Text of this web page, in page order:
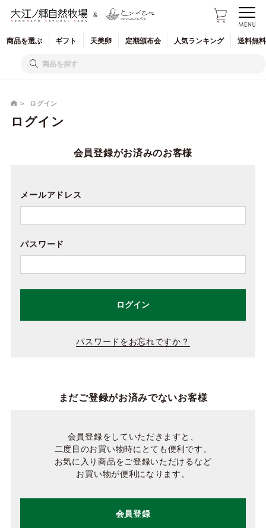
&
商品を選ぶ ギフト 天美卵 定期頒布会 人気ランキング 送料無
ログイン
ログイン
会員登録がお済みのお客様
メールアドレス
パスワード
ログイン
パスワードをお忘れですか？
まだご登録がお済みでないお客様
会員登録をしていただきますと、
二度目のお買い物時にとても便利です。
お気に入り商品をご登録いただけるなど
お買い物が便利になります。
会員登録